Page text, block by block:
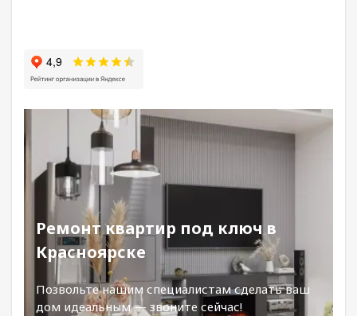
Ремонт квартир под ключ в
Красноярске
Позвольте нашим специалистам сделать ваш
дом идеальным — звоните сейчас!